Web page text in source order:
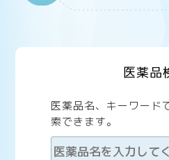
医薬品
医薬品名、キーワード
索できます。